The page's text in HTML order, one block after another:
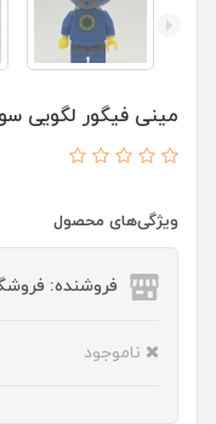
مینی فیگور لگویی
ویژگی‌های محصول
فروشنده:
ناموجود